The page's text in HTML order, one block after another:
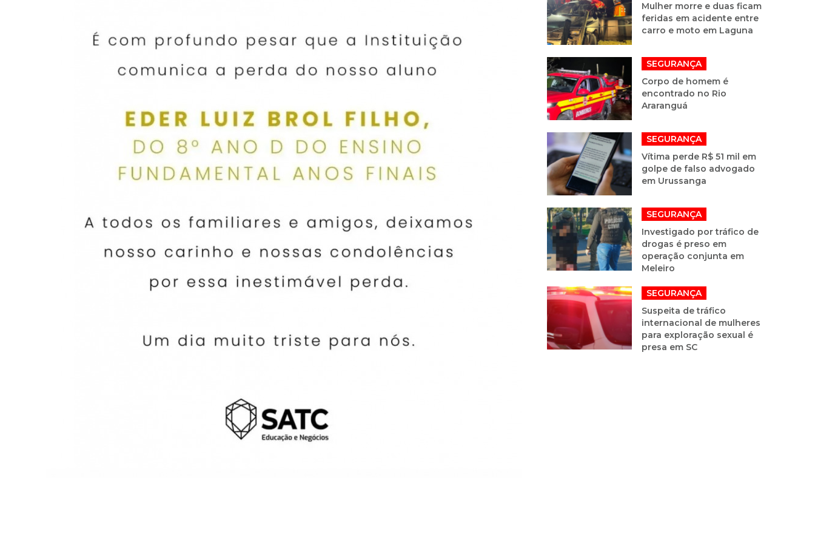
Mulher morre e duas ficam
feridas em acidente entre
carro e moto em Laguna
SEGURANÇA
Corpo de homem é
encontrado no Rio
Araranguá
SEGURANÇA
Vítima perde R$ 51 mil em
golpe de falso advogado
em Urussanga
SEGURANÇA
Investigado por tráfico de
drogas é preso em
operação conjunta em
Meleiro
SEGURANÇA
Suspeita de tráfico
internacional de mulheres
para exploração sexual é
presa em SC